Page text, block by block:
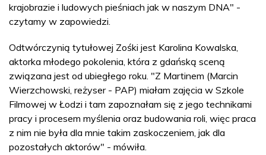
krajobrazie i ludowych pieśniach jak w naszym DNA" -
czytamy w zapowiedzi.
Odtwórczynią tytułowej Zośki jest Karolina Kowalska,
aktorka młodego pokolenia, która z gdańską sceną
związana jest od ubiegłego roku. "Z Martinem (Marcin
Wierzchowski, reżyser - PAP) miałam zajęcia w Szkole
Filmowej w Łodzi i tam zapoznałam się z jego technikami
pracy i procesem myślenia oraz budowania roli, więc praca
z nim nie była dla mnie takim zaskoczeniem, jak dla
pozostałych aktorów" - mówiła.